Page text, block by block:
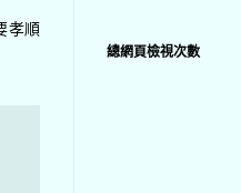
孝順
總網頁檢視次數